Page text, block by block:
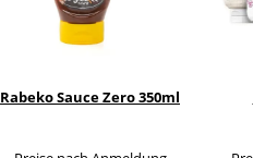
Rabeko Sauce Zero 350ml